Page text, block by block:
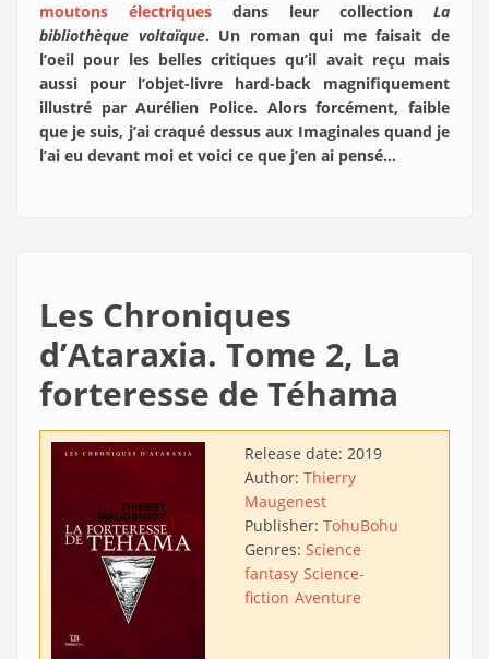
moutons électriques dans leur collection La
bibliothèque voltaïque. Un roman qui me faisait de
l’oeil pour les belles critiques qu’il avait reçu mais
aussi pour l’objet-livre hard-back magnifiquement
illustré par Aurélien Police. Alors forcément, faible
que je suis, j’ai craqué dessus aux Imaginales quand je
l’ai eu devant moi et voici ce que j’en ai pensé…
Les Chroniques
d’Ataraxia. Tome 2, La
forteresse de Téhama
Release date: 2019
Author: Thierry
Maugenest
Publisher: TohuBohu
Genres: Science
fantasy Science-
fiction Aventure